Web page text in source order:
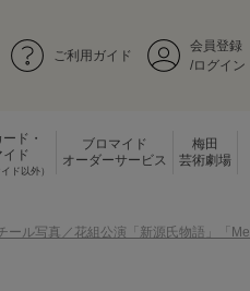
ご利用ガイド
会員登録
/ログイン
ド・
ド
ド以外）
ブロマイド
オーダーサービス
梅田
芸術劇場
ール写真／花組公演「新源氏物語」「